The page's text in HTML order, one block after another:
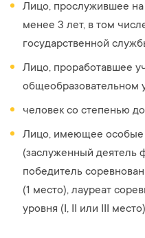
Лицо, прослужившее на
менее 3 лет, в том
государственной
Лицо, проработавшее
общеобразовательном
человек со степенью
Лицо, имеющее особые
(заслуженный деятель
победитель
(1 место), лауреат
уровня (I, II или III